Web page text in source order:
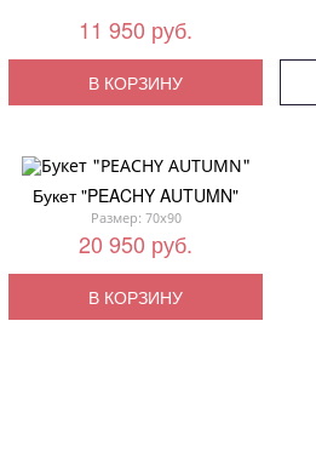
11 950 руб.
В КОРЗИНУ
Букет "PEACHY AUTUMN"
Размер: 70x90
20 950 руб.
В КОРЗИНУ